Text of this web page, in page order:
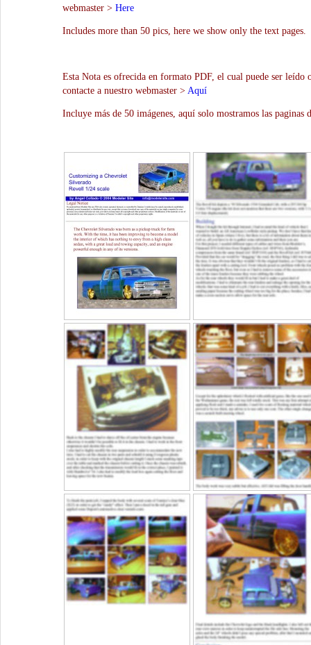
webmaster > Here
Includes more than 50 pics, here we show only the text pages.
Esta Nota es ofrecida en formato PDF, el cual puede ser leído
contacte a nuestro webmaster > Aquí
Incluye más de 50 imágenes, aquí solo mostramos las paginas